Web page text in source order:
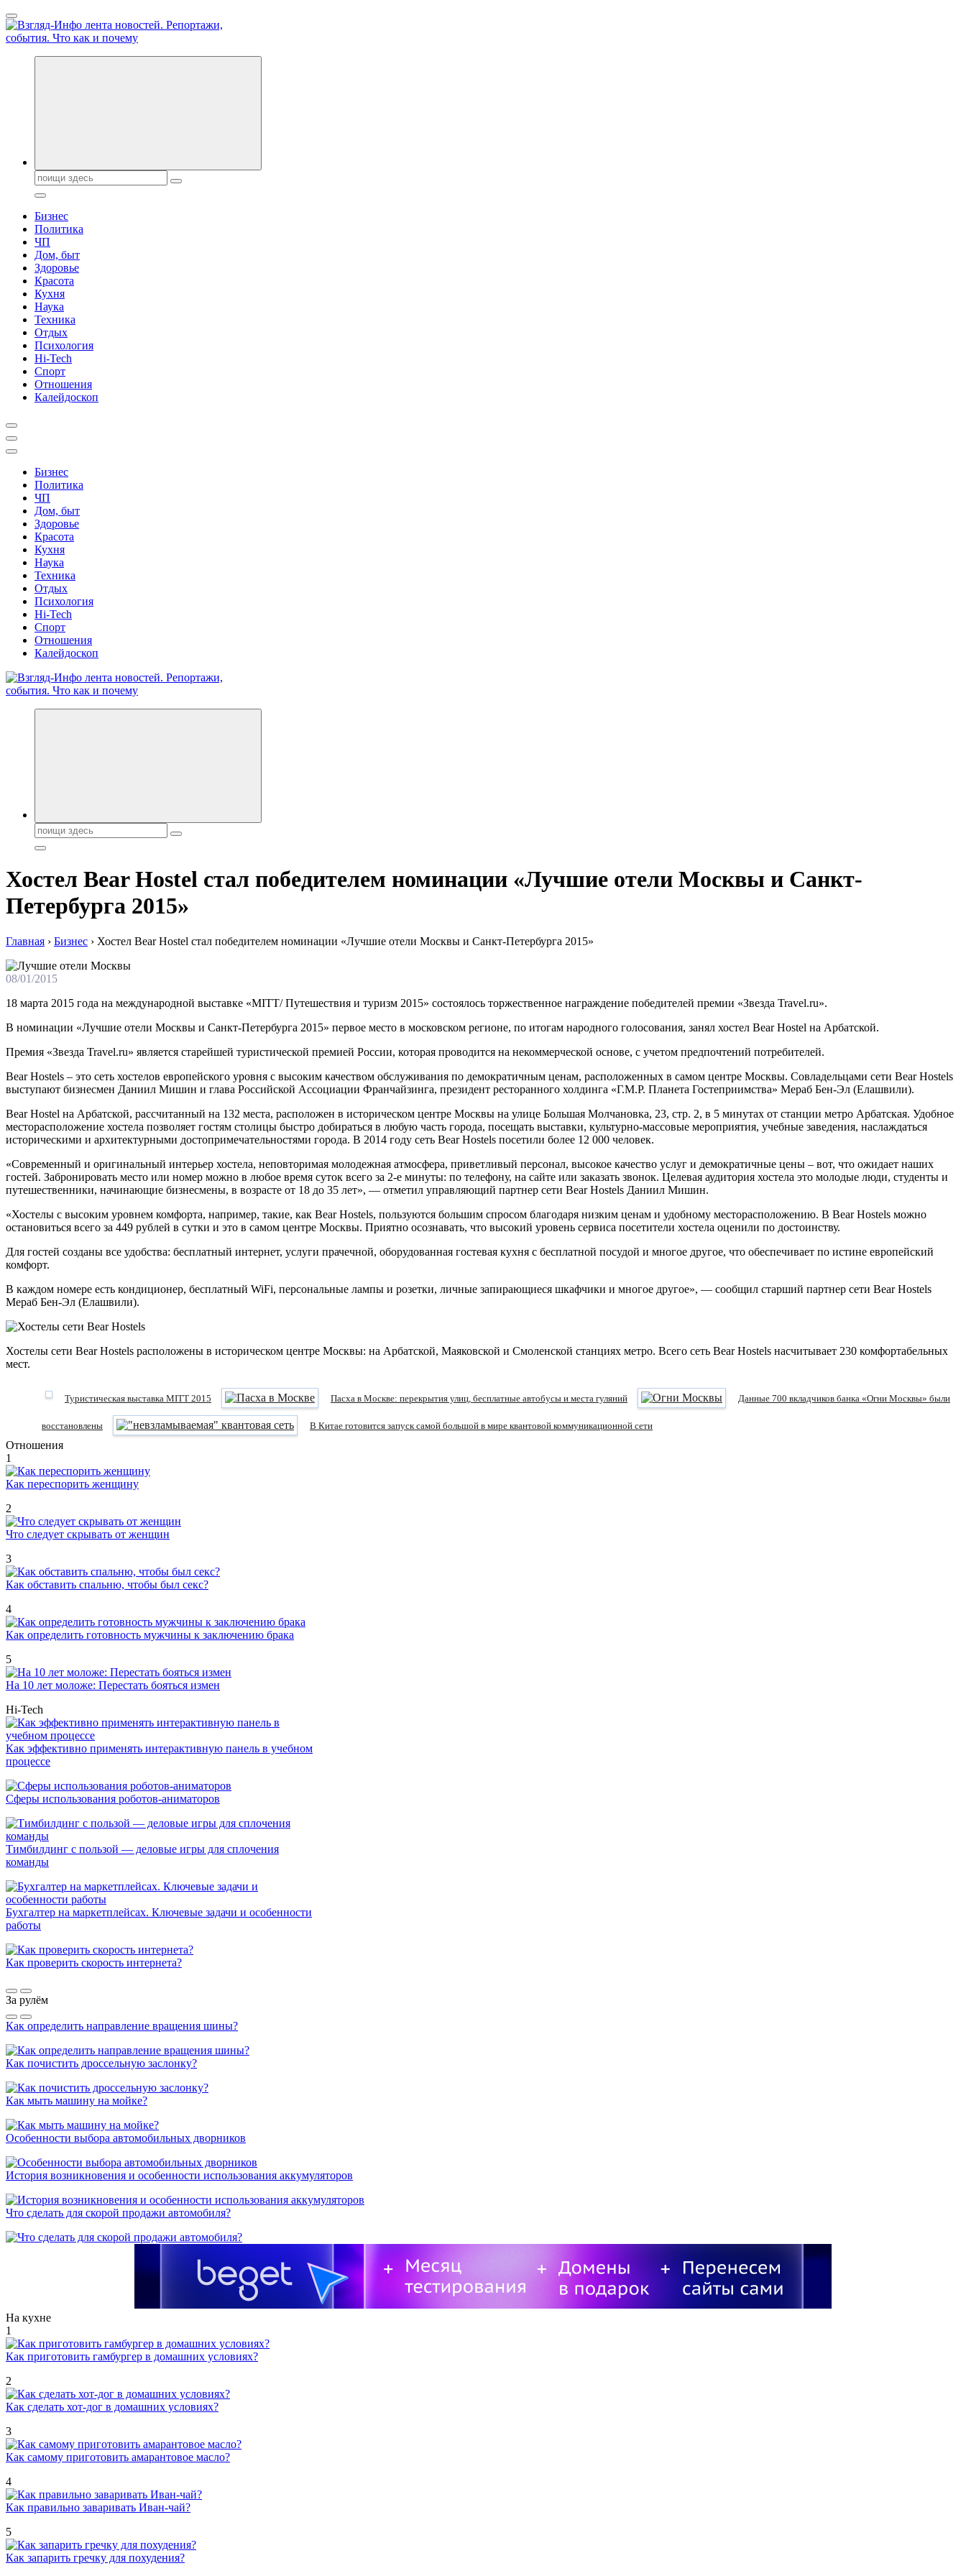
Перейти
к
содержанию
Обо всем и обо всех, что зачем и почему. Новости политики, бизнеса, экономики, ответы на любые вопросы. Портал свежих новостей политики и бизнеса
Поиск:
Бизнес
Политика
ЧП
Дом, быт
Здоровье
Красота
Кухня
Наука
Техника
Отдых
Психология
Hi-Tech
Спорт
Отношения
Калейдоскоп
Бизнес
Политика
ЧП
Дом, быт
Здоровье
Красота
Кухня
Наука
Техника
Отдых
Психология
Hi-Tech
Спорт
Отношения
Калейдоскоп
Обо всем и обо всех, что зачем и почему. Новости политики, бизнеса, экономики, ответы на любые вопросы. Портал свежих новостей политики и бизнеса
Поиск:
Хостел Bear Hostel стал победителем номинации «Лучшие отели Москвы и Санкт-
Петербурга 2015»
Главная › Бизнес › Хостел Bear Hostel стал победителем номинации «Лучшие отели Москвы и Санкт-Петербурга 2015»
08/01/2015
18 марта 2015 года на международной выставке «MITT/ Путешествия и туризм 2015» состоялось торжественное награждение победителей премии «Звезда Travel.ru».
В номинации «Лучшие отели Москвы и Санкт-Петербурга 2015» первое место в московском регионе, по итогам народного голосования, занял хостел Bear Hostel на Арбатской.
Премия «Звезда Travel.ru» является старейшей туристической премией России, которая проводится на некоммерческой основе, с учетом предпочтений потребителей.
Bear Hostels – это сеть хостелов европейского уровня с высоким качеством обслуживания по демократичным ценам, расположенных в самом центре Москвы. Совладельцами сети Bear Hostels
выступают бизнесмен Даниил Мишин и глава Российской Ассоциации Франчайзинга, президент ресторанного холдинга «Г.М.Р. Планета Гостеприимства» Мераб Бен-Эл (Елашвили).
Bear Hostel на Арбатской, рассчитанный на 132 места, расположен в историческом центре Москвы на улице Большая Молчановка, 23, стр. 2, в 5 минутах от станции метро Арбатская. Удобное
месторасположение хостела позволяет гостям столицы быстро добираться в любую часть города, посещать выставки, культурно-массовые мероприятия, учебные заведения, наслаждаться
историческими и архитектурными достопримечательностями города. В 2014 году сеть Bear Hostels посетили более 12 000 человек.
«Современный и оригинальный интерьер хостела, неповторимая молодежная атмосфера, приветливый персонал, высокое качество услуг и демократичные цены – вот, что ожидает наших
гостей. Забронировать место или номер можно в любое время суток всего за 2-е минуты: по телефону, на сайте или заказать звонок. Целевая аудитория хостела это молодые люди, студенты и
путешественники, начинающие бизнесмены, в возрасте от 18 до 35 лет», — отметил управляющий партнер сети Bear Hostels Даниил Мишин.
«Хостелы с высоким уровнем комфорта, например, такие, как Bear Hostels, пользуются большим спросом благодаря низким ценам и удобному месторасположению. В Bear Hostels можно
остановиться всего за 449 рублей в сутки и это в самом центре Москвы. Приятно осознавать, что высокий уровень сервиса посетители хостела оценили по достоинству.
Для гостей созданы все удобства: бесплатный интернет, услуги прачечной, оборудованная гостевая кухня с бесплатной посудой и многое другое, что обеспечивает по истине европейский
комфорт.
В каждом номере есть кондиционер, бесплатный WiFi, персональные лампы и розетки, личные запирающиеся шкафчики и многое другое», — сообщил старший партнер сети Bear Hostels
Мераб Бен-Эл (Елашвили).
Хостелы сети Bear Hostels расположены в историческом центре Москвы: на Арбатской, Маяковской и Смоленской станциях метро. Всего сеть Bear Hostels насчитывает 230 комфортабельных
мест.
Туристическая выставка MITT 2015 Пасха в Москве: перекрытия улиц, бесплатные автобусы и места гуляний Данные 700 вкладчиков банка «Огни Москвы» были
восстановлены В Китае готовится запуск самой большой в мире квантовой коммуникационной сети
Отношения
1
Как переспорить женщину
2
Что следует скрывать от женщин
3
Как обставить спальню, чтобы был секс?
4
Как определить готовность мужчины к заключению брака
5
На 10 лет моложе: Перестать бояться измен
Hi-Tech
Как эффективно применять интерактивную панель в учебном
процессе
Сферы использования роботов-аниматоров
Тимбилдинг с пользой — деловые игры для сплочения
команды
Бухгалтер на маркетплейсах. Ключевые задачи и особенности
работы
Как проверить скорость интернета?
За рулём
Как определить направление вращения шины?
Как почистить дроссельную заслонку?
Как мыть машину на мойке?
Особенности выбора автомобильных дворников
История возникновения и особенности использования аккумуляторов
Что сделать для скорой продажи автомобиля?
На кухне
1
Как приготовить гамбургер в домашних условиях?
2
Как сделать хот-дог в домашних условиях?
3
Как самому приготовить амарантовое масло?
4
Как правильно заваривать Иван-чай?
5
Как запарить гречку для похудения?